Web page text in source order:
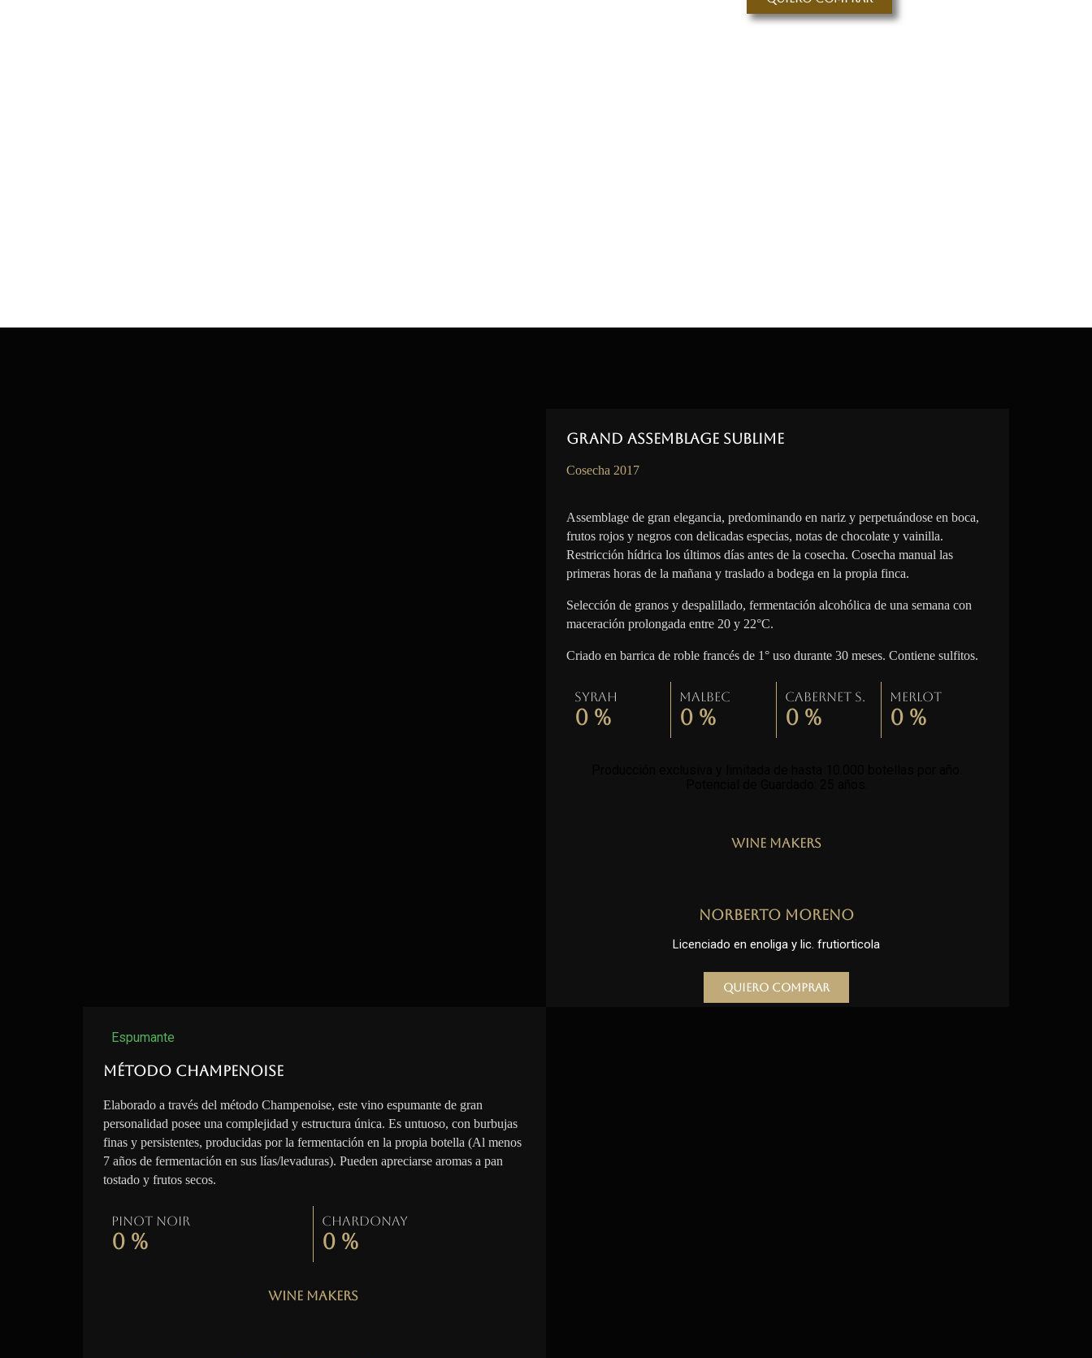
Grand Assemblage Sublime
Cosecha 2017
Assemblage de gran elegancia, predominando en nariz y perpetuándose en boca,
frutos rojos y negros con delicadas especias, notas de chocolate y vainilla.
Restricción hídrica los últimos días antes de la cosecha. Cosecha manual las
primeras horas de la mañana y traslado a bodega en la propia finca.
Selección de granos y despalillado, fermentación alcohólica de una semana con
maceración prolongada entre 20 y 22°C.
Criado en barrica de roble francés de 1° uso durante 30 meses. Contiene sulfitos.
Syrah
0 %
Malbec
0 %
Cabernet S.
0 %
Merlot
0 %
Wine Makers
Norberto Moreno
Licenciado en enoliga y lic. frutiorticola
Quiero comprar
Espumante
Método Champenoise
Elaborado a través del método Champenoise, este vino espumante de gran
personalidad posee una complejidad y estructura única. Es untuoso, con burbujas
finas y persistentes, producidas por la fermentación en la propia botella (Al menos
7 años de fermentación en sus lías/levaduras). Pueden apreciarse aromas a pan
tostado y frutos secos.
Pinot Noir
0 %
Chardonay
0 %
Wine Makers